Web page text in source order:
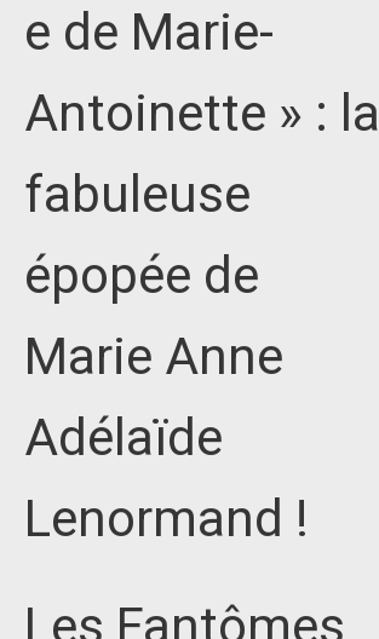
e de Marie-
Antoinette » : la
fabuleuse
épopée de
Marie Anne
Adélaïde
Lenormand !
Les Fantômes